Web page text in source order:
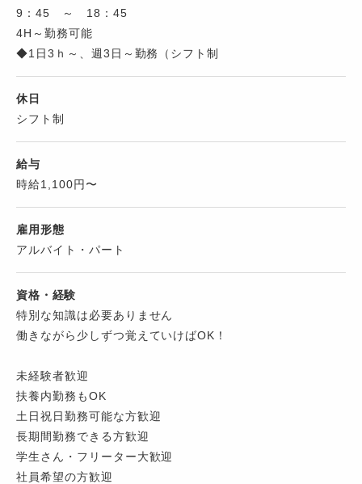
9：45 ～ 18：45
4H～勤務可能
◆1日3ｈ～、週3日～勤務（シフト制
休日
シフト制
給与
時給1,100円〜
雇用形態
アルバイト・パート
資格・経験
特別な知識は必要ありません
働きながら少しずつ覚えていけばOK！
未経験者歓迎
扶養内勤務もOK
土日祝日勤務可能な方歓迎
長期間勤務できる方歓迎
学生さん・フリーター大歓迎
社員希望の方歓迎